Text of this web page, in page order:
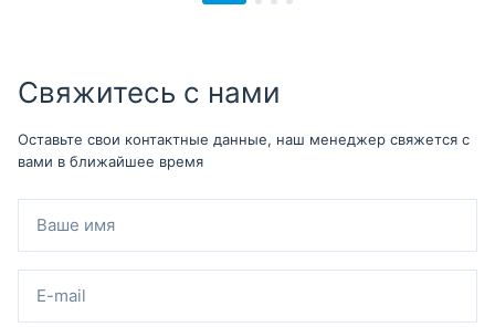
Свяжитесь с нами
Оставьте свои контактные данные, наш менеджер свяжется с
вами в ближайшее время